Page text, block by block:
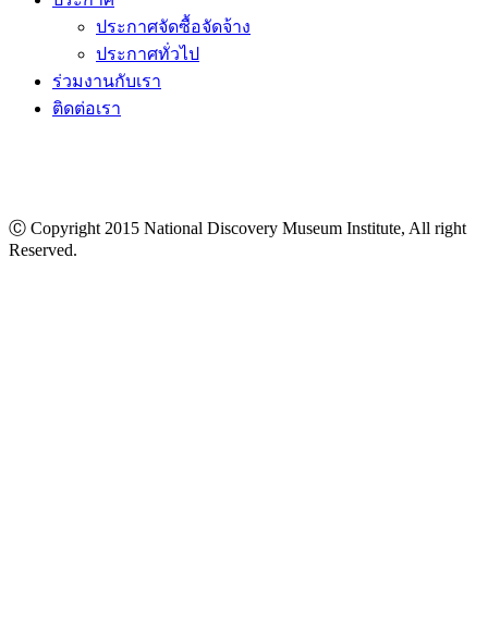
ประกาศจัดซื้อจัดจ้าง
ประกาศทั่วไป
ร่วมงานกับเรา
ติดต่อเรา
Ⓒ Copyright 2015 National Discovery Museum Institute, All right
Reserved.